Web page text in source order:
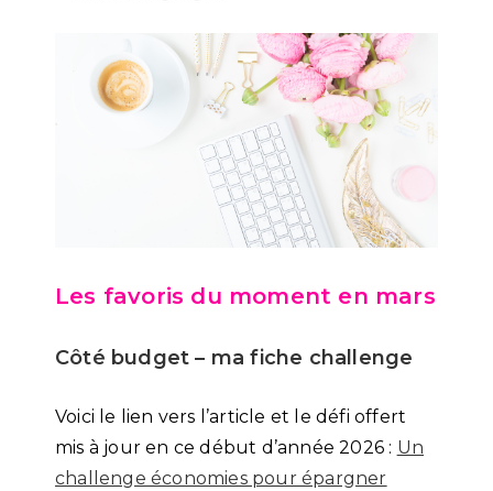
Les favoris du moment en mars
Côté budget – ma fiche challenge
Voici le lien vers l’article et le défi offert
mis à jour en ce début d’année 2026 : Un
challenge économies pour épargner